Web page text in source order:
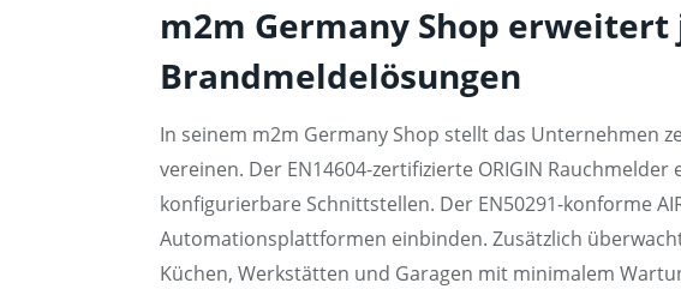
m2m Germany Shop
Brandmeldelösungen
In seinem m2m Germany Shop stellt das Unternehmen
vereinen. Der EN14604-zertifizierte ORIGIN
konfigurierbare Schnittstellen. Der EN50291-konforme
Automationsplattformen einbinden. Zusätzlich
Küchen, Werkstätten und Garagen mit minimalem